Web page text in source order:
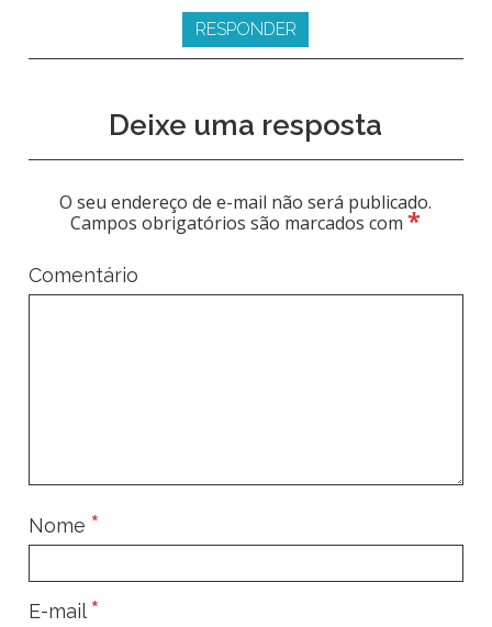
RESPONDER
Deixe uma resposta
O seu endereço de e-mail não será publicado.
Campos obrigatórios são marcados com*
Comentário
Nome *
E-mail *